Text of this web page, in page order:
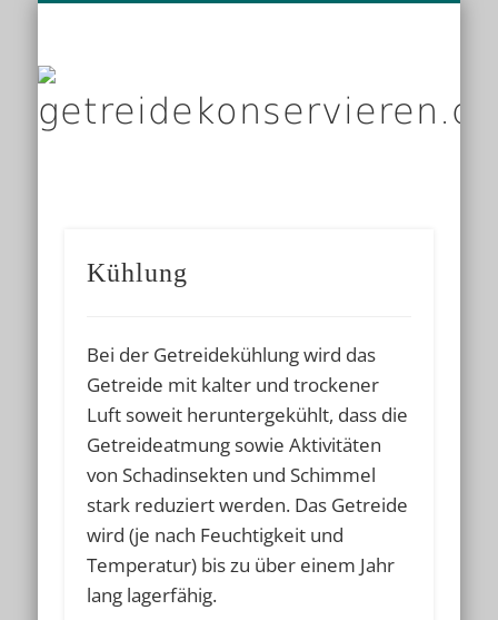
Kühlung
Bei der Getreidekühlung wird das
Getreide mit kalter und trockener
Luft soweit heruntergekühlt, dass die
Getreideatmung sowie Aktivitäten
von Schadinsekten und Schimmel
stark reduziert werden. Das Getreide
wird (je nach Feuchtigkeit und
Temperatur) bis zu über einem Jahr
lang lagerfähig.